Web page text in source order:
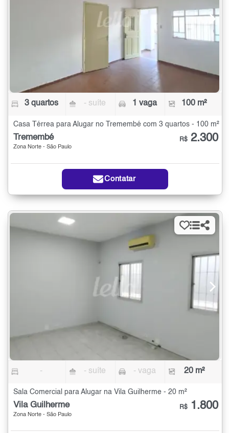
3 quartos - suíte 1 vaga 100 m²
Casa Térrea para Alugar no Tremembé com 3 quartos - 100 m²
Tremembé
Zona Norte - São Paulo
R$ 2.300
Contatar
- - suíte - vaga 20 m²
Sala Comercial para Alugar na Vila Guilherme - 20 m²
Vila Guilherme
Zona Norte - São Paulo
R$ 1.800